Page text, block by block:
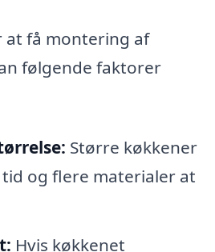
at få montering af
følgende faktorer
Større køkkener
og flere materialer at
Hvis køkkenet